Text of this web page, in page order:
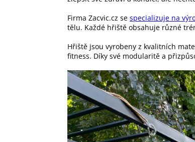
Firma Zacvic.cz sespecializuje na
tělu. Každé hřiště obsahuje různé
Hřiště jsou vyrobeny z kvalitních
fitness. Díky své modularitě a